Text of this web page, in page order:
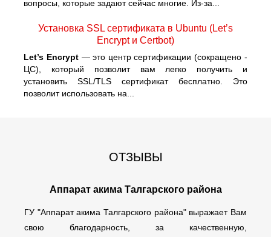
вопросы, которые задают сейчас многие. Из-за...
Установка SSL сертификата в Ubuntu (Let’s
Encrypt и Certbot)
Let’s Encrypt — это центр сертификации (сокращено -
ЦС), который позволит вам легко получить и
установить SSL/TLS сертификат бесплатно. Это
позволит использовать на...
ОТЗЫВЫ
Аппарат акима Талгарского района
ГУ "Аппарат акима Талгарского района" выражает Вам
свою благодарность, за качественную,